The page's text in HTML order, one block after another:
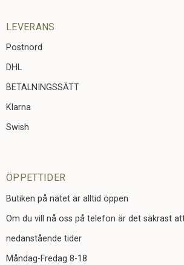
LEVERANS
Postnord
DHL
BETALNINGSSÄTT
Klarna
Swish
ÖPPETTIDER
Butiken på nätet är alltid öppen
Om du vill nå oss på telefon är det säkrast
nedanstående tider
Måndag-Fredag 8-18